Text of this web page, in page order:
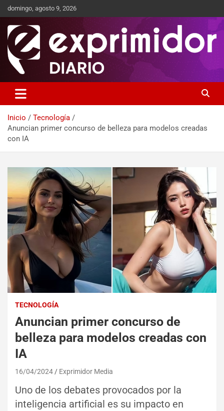
domingo, agosto 9, 2026
Exprimidor media
Inicio
Tecnología
Anuncian primer concurso de belleza para modelos creadas
con IA
TECNOLOGÍA
Anuncian primer concurso de
belleza para modelos creadas con
IA
16/04/2024 Exprimidor Media
Uno de los debates provocados por la
inteligencia artificial es su impacto en